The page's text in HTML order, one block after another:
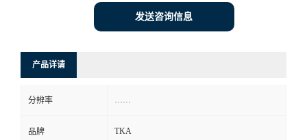
发送咨询信息
产品详请
分辨率
品牌 TKA